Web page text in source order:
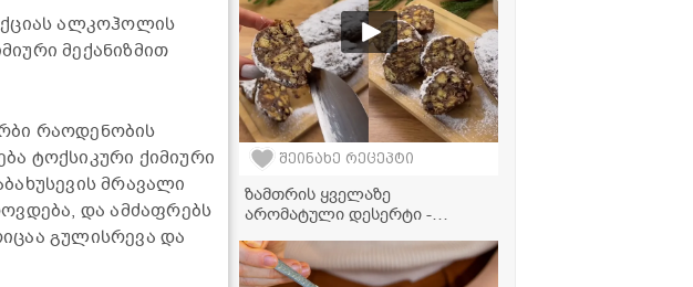
ალკოჰოლის
მექანიზმით
რაოდენობის
ტოქსიკური ქიმიური
მრავალი
და ამძაფრებს
გულისრევა და
შეინახე რეცეპტი
ზამთრის ყველაზე
არომატული დესერტი -
ფორთოხლის ცედრით